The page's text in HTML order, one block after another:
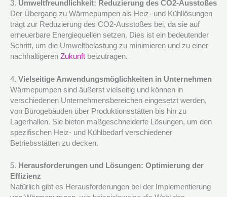
3. Umweltfreundlichkeit: Reduzierung des CO2-Ausstoßes
Der Übergang zu Wärmepumpen als Heiz- und Kühllösungen
trägt zur Reduzierung des CO2-Ausstoßes bei, da sie auf
erneuerbare Energiequellen setzen. Dies ist ein bedeutender
Schritt, um die Umweltbelastung zu minimieren und zu einer
nachhaltigeren Zukunft beizutragen.
4. Vielseitige Anwendungsmöglichkeiten in Unternehmen
Wärmepumpen sind äußerst vielseitig und können in
verschiedenen Unternehmensbereichen eingesetzt werden,
von Bürogebäuden über Produktionsstätten bis hin zu
Lagerhallen. Sie bieten maßgeschneiderte Lösungen, um den
spezifischen Heiz- und Kühlbedarf verschiedener
Betriebsstätten zu decken.
5. Herausforderungen und Lösungen: Optimierung der
Effizienz
Natürlich gibt es Herausforderungen bei der Implementierung